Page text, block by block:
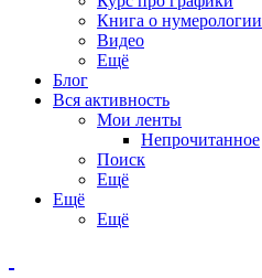
Книга о нумерологии
Видео
Ещё
Блог
Вся активность
Мои ленты
Непрочитанное
Поиск
Ещё
Ещё
Ещё